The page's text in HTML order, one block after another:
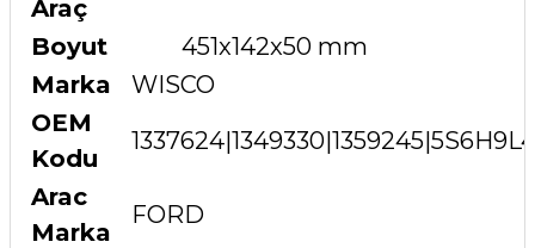
Araç
Boyut
451x142x50 mm
Marka
WISCO
OEM
Kodu
Arac
Marka
FORD